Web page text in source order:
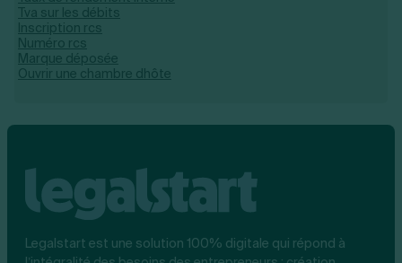
Tva sur les débits
Inscription rcs
Numéro rcs
Marque déposée
Ouvrir une chambre dhôte
Legalstart est une solution 100% digitale qui répond à